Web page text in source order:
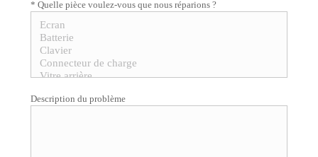
* Quelle pièce voulez-vous que nous réparions ?
Description du problème